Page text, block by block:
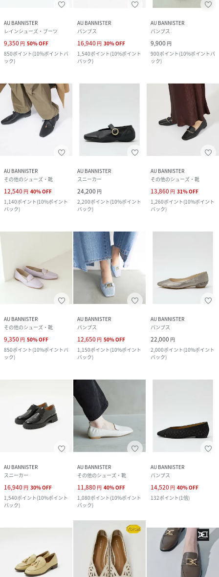
AU BANNISTER
レインシューズ・ブーツ
9,350 円 50%OFF
850ポイント(10%ポイントバ
ック)
AU BANNISTER
パンプス
16,940 円 30%OFF
1,540ポイント(10%ポイント
バック)
AU BANNISTER
パンプス
9,900 円
900ポイント(10%ポイントバ
ック)
AU BANNISTER
その他のシューズ・靴
12,540 円 40%OFF
1,140ポイント(10%ポイント
バック)
AU BANNISTER
スニーカー
24,200 円
2,200ポイント(10%ポイント
バック)
AU BANNISTER
その他のシューズ・靴
13,860 円 31%OFF
1,260ポイント(10%ポイント
バック)
AU BANNISTER
その他のシューズ・靴
9,350 円 50%OFF
850ポイント(10%ポイントバ
ック)
AU BANNISTER
パンプス
12,650 円 50%OFF
1,150ポイント(10%ポイント
バック)
AU BANNISTER
パンプス
22,000 円
2,000ポイント(10%ポイント
バック)
AU BANNISTER
スニーカー
16,940 円 30%OFF
1,540ポイント(10%ポイント
バック)
AU BANNISTER
その他のシューズ・靴
11,880 円 40%OFF
1,080ポイント(10%ポイント
バック)
AU BANNISTER
パンプス
14,520 円 40%OFF
132ポイント(1倍)